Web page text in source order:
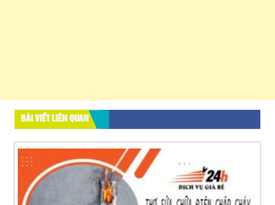
BÀI VIẾT LIÊN QUAN